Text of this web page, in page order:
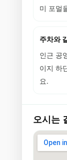
미 포멀
주차와
인근 공
이지 하
요.
오시는